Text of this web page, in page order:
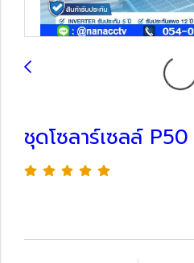
ชุดโซลาร์เซลล์